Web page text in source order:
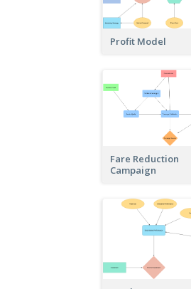
Profit Model
Fare Reduction
Campaign